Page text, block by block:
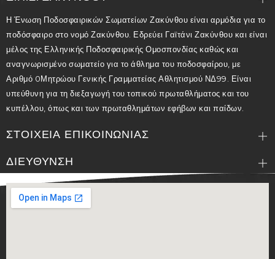
Η Ένωση Ποδοσφαιρικών Σωματείων Ζακύνθου είναι αρμόδια για το
ποδόσφαιρο στο νομό Ζακύνθου. Εδρεύει Γαϊτάνι Ζακύνθου και είναι
μέλος της Ελληνικής Ποδοσφαιρικής Ομοσπονδίας καθώς και
αναγνωρισμένο σωματείο για το άθλημα του ποδοσφαίρου, με
Αριθμό 0Μητρώου Γενικής Γραμματείας Αθλητισμού ΝΔ99. Είναι
υπεύθυνη για τη διεξαγωγή του τοπικού πρωταθλήματος και του
κυπέλλου, όπως και των πρωταθλημάτων εφήβων και παίδων.
ΣΤΟΙΧΕΙΑ ΕΠΙΚΟΙΝΩΝΙΑΣ
ΔΙΕΥΘΥΝΣΗ